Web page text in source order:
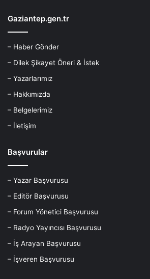
Gaziantep.gen.tr
– Haber Gönder
– Dilek Şikayet Öneri & İstek
– Yazarlarımız
– Hakkımızda
– Belgelerimiz
– İletişim
Başvurular
– Yazar Başvurusu
– Editör Başvurusu
– Forum Yönetici Başvurusu
– Radyo Yayıncısı Başvurusu
– İş Arayan Başvurusu
– İşveren Başvurusu